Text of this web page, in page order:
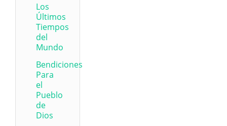
Los
Últimos
Tiempos
del
Mundo
Bendiciones
Para
el
Pueblo
de
Dios